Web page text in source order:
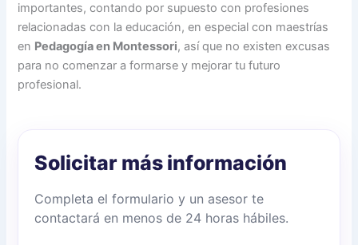
importantes, contando por supuesto con profesiones
relacionadas con la educación, en especial con maestrías
en Pedagogía en Montessori, así que no existen excusas
para no comenzar a formarse y mejorar tu futuro
profesional.
Solicitar más información
Completa el formulario y un asesor te
contactará en menos de 24 horas hábiles.